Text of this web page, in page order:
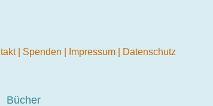
Spenden Impressum Datenschutz
Bücher